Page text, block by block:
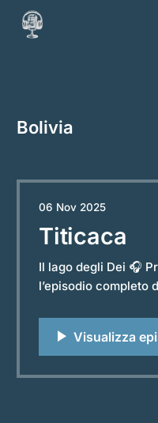
Bolivia
Titicaca
Il lago degli Dei 🎧 Premi play per ascoltare
l’episodio completo
incontra l’acqua, si
teatro di storie che
06 Nov 2025